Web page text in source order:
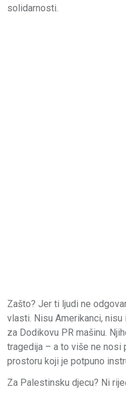
solidarnosti.
Zašto? Jer ti ljudi ne
vlasti. Nisu Amerikanci,
za Dodikovu PR mašinu.
tragedija – a to više ne nosi
prostoru koji je potpuno
Za Palestinsku djecu? Ni